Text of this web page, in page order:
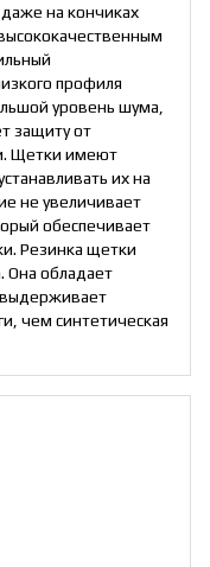
на кончиках
профиля
уровень шума,
защиту от
Щетки имеют
их на
не увеличивает
обеспечивает
Резинка щетки
Она обладает
чем синтетическая